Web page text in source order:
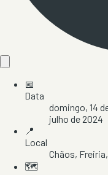
📅
Data
domingo, 14
julho de 2024
📍
Local
Chãos, Freiria
🗺️